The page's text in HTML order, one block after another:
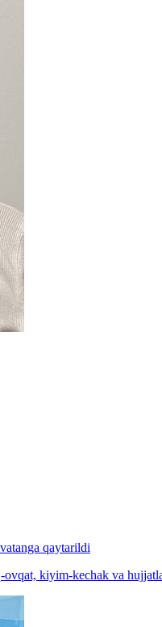
qaytarildi
kiyim-kechak va